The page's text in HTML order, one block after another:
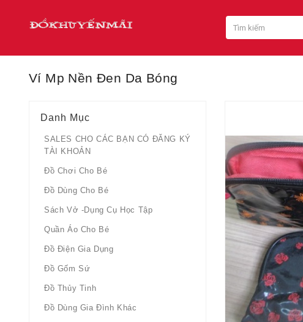
Ví Mp Nền Đen Da Bóng
Danh Mục
SALES CHO CÁC BẠN CÓ ĐĂNG KÝ
TÀI KHOẢN
Đồ Chơi Cho Bé
Đồ Dùng Cho Bé
Sách Vở -dụng Cụ Học Tập
Quần Áo Cho Bé
Đồ Điện Gia Dụng
Đồ Gốm Sứ
Đồ Thủy Tinh
Đồ Dùng Gia Đình Khác